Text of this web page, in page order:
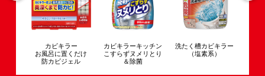
カビキラー
お風呂に置くだけ
防カビジェル
カビキラーキッチン
こすらずヌメリとり
＆除菌
洗たく槽カビキラー
（塩素系）